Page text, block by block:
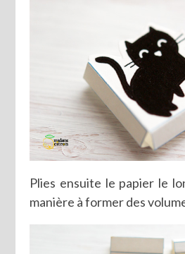
Plies ensuite le papier le
manière à former des